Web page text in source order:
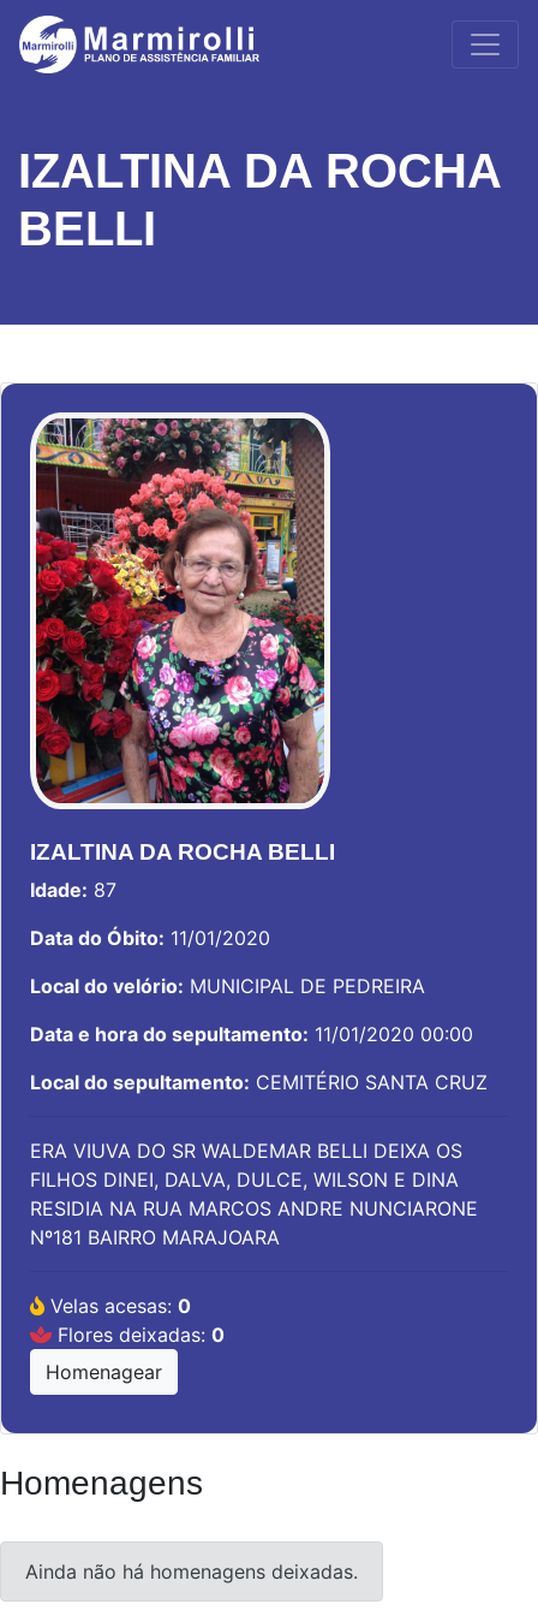
IZALTINA DA ROCHA
BELLI
IZALTINA DA ROCHA BELLI
Idade: 87
Data do Óbito: 11/01/2020
Local do velório: MUNICIPAL DE PEDREIRA
Data e hora do sepultamento: 11/01/2020 00:00
Local do sepultamento: CEMITÉRIO SANTA CRUZ
ERA VIUVA DO SR WALDEMAR BELLI DEIXA OS
FILHOS DINEI, DALVA, DULCE, WILSON E DINA
RESIDIA NA RUA MARCOS ANDRE NUNCIARONE
Nº181 BAIRRO MARAJOARA
Velas acesas: 0
Flores deixadas: 0
Homenagear
Homenagens
Ainda não há homenagens deixadas.